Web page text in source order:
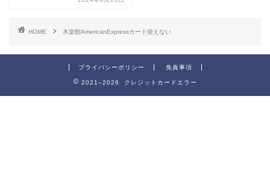
HOME 木楽館AmericanExpressカード使えない
プライバシーポリシー 免責事項
2021–2026 クレジットカードエラー